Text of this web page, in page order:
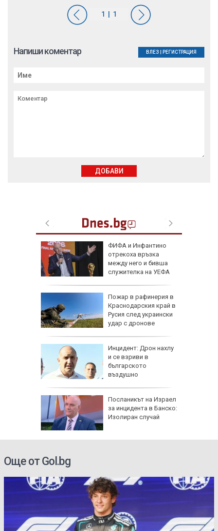
ФИФА и Инфантино
отрекоха връзка
между него и бивша
служителка на УЕФА
Пожар в рафинерия в
Краснодарския край в
Русия след украински
удар с дронове
Инцидент: Дрон нахлу
и се взриви в
българското
въздушно
Посланикът на Израел
за инцидента в Банско:
Изолиран случай
Напиши коментар ВЛЕЗ РЕГИСТРАЦИЯ
ДОБАВИ
Още от Gol.bg